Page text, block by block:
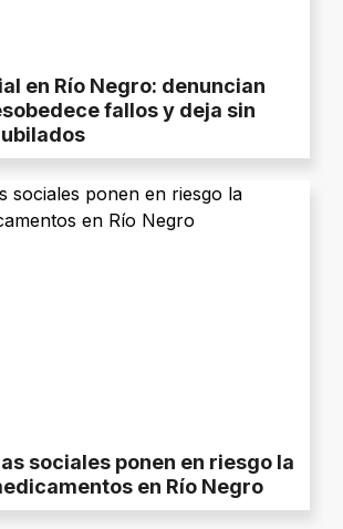
en Río Negro: denuncian
fallos y deja sin
sociales ponen en riesgo la
en Río Negro